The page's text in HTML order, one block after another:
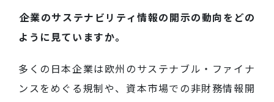
――企業のサステナビリティ情報の開示の動向をどの
ように見ていますか。
多くの日本企業は欧州のサステナブル・ファイナ
ンスをめぐる規制や、資本市場での非財務情報開